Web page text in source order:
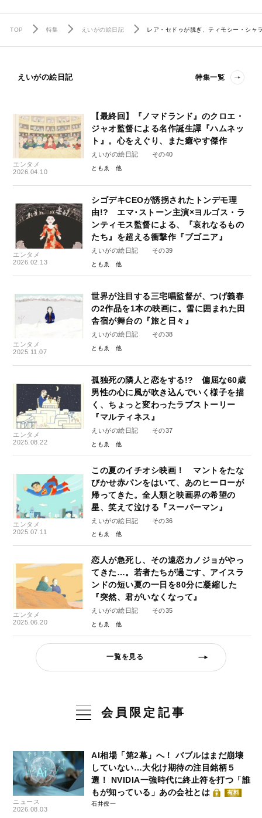
TOP 特集 えいがの絵日記 レア・セドゥが脱ぎ、ティモシー・シャ
えいがの絵日記 特集一覧
エンタメ
2026.04.10
【最終回】『ノマドランド』のクロエ・
ジャオ監督による名作誕生譚『ハムネッ
ト』。心をえぐり、また癒やす傑作
えいがの絵日記 その40
ともゑ
エンタメ
2026.02.13
シゴデキCEOが誘拐されたトンデモ理
由!? エマ･ストーン主演×ヨルゴス・ラ
ンティモス監督による、『哀れなるもの
たち』を超える衝撃作『ブゴニア』
えいがの絵日記 その39
ともゑ
エンタメ
2025.11.07
世界が注目する三宅唱監督が、つげ義春
の2作品を1本の映画に。雪に囲まれた田
舎宿が舞台の『旅と日々』
えいがの絵日記 その38
ともゑ
エンタメ
2025.08.22
孤独死の隣人と恋をする!? 偏屈な60歳
男性の心に風が吹き込んでいく様子を描
く、ちょっと変わったラブストーリー
『マルティネス』
えいがの絵日記 その37
ともゑ
エンタメ
2025.07.11
この夏のイチオシ映画！ マントをたな
びかせ赤パンをはいて、あのヒーローが
帰ってきた。全人類と映画界の希望の
星、笑えて泣ける『スーパーマン』
えいがの絵日記 その36
ともゑ
エンタメ
2025.06.20
恋人が急死し、その遠恋カノジョがやっ
てきた…。若者たちが過ごす、アイスラ
ンドの短い夏の一日を80分に凝縮した
『突然、君がいなくなって』
えいがの絵日記 その35
ともゑ
一覧を見る
会員限定記事
ニュース
2026.08.03
AI相場「第2幕」へ！ バブルはまだ崩壊
していない…大化け期待の注目銘柄５
選！ NVIDIA一強時代に終止符を打つ「誰
もが知っている」あの会社とは
有料
石井僚一